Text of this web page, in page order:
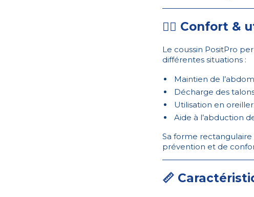
🚶‍♀️ Confort &
Le coussin PositPro
différentes situations :
Maintien de
Décharge des
Utilisation en
Aide à l’abduction
Sa forme rectangulaire
prévention et de
📏